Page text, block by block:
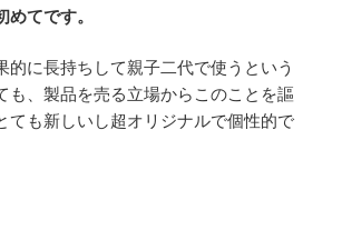
てです。
的に長持ちして親子二代で使うという
も、製品を売る立場からこのことを謳
ても新しいし超オリジナルで個性的で